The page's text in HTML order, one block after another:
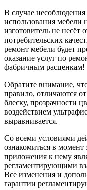
В случае
использования мебели
изготовитель не несёт
потребительских
ремонт мебели будет
оказание услуг по
фабричным расценкам!
Обратите внимание,
правило, отличаются
блеску, прозрачности
воздействием
выравнивается.
Со всеми условиями
ознакомиться в
приложения к нему
регламентирующими
Все изменения и
гарантии